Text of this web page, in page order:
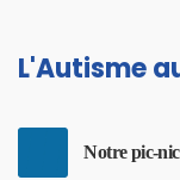
L'Autisme
Notre pic-